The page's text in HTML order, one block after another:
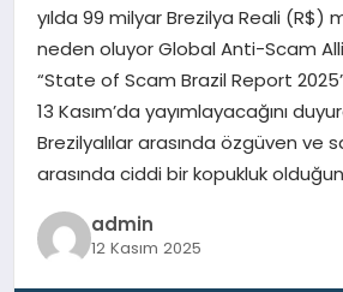
yılda 99 milyar Brezilya Reali (R$)
neden oluyor Global Anti-Scam
“State of Scam Brazil Report
13 Kasım’da yayımlayacağını
Brezilyalılar arasında özgüven ve
arasında ciddi bir kopukluk
admin
12 Kasım 2025